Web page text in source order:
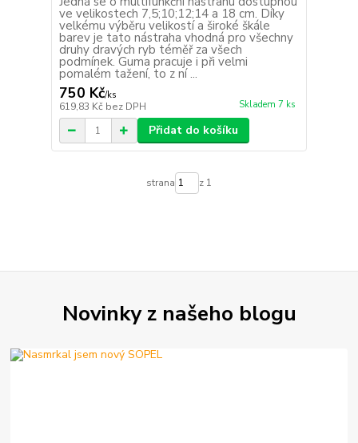
ve velikostech 7,5;10;12;14 a 18 cm. Díky
velkému výběru velikostí a široké škále
barev je tato nástraha vhodná pro všechny
druhy dravých ryb téměř za všech
podmínek. Guma pracuje i při velmi
pomalém tažení, to z ní ...
750 Kč/ks
619,83 Kč bez DPH Skladem 7 ks
Přidat do košíku
strana z 1
Novinky z našeho blogu